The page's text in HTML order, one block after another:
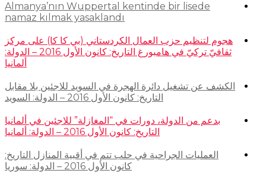
Almanya’nın Wuppertal kentinde bir lisede
namaz kılmak yasaklandı
هجوم لتنظيم حزب العمال الكردستاني (بي كا كا) على مركز
ثقافيّ تركيّ في هامبورغ التاريخ: كانون الأول 2016 – الدولة:
ألمانيا
الكشف عن تشغيل دائرة الهجرة في السويد للاجئين بلا مقابل
التاريخ: كانون الأول 2016 – الدولة: السويد
بدعم من الدولة، دورات في “المغازلة” للاجئين في ألمانيا
التاريخ: كانون الأول 2016 – الدولة: ألمانيا
العمليات الجراحية في حلب تتم في أقبية المنازل التاريخ:
كانون الأول 2016 – الدولة: سوريا